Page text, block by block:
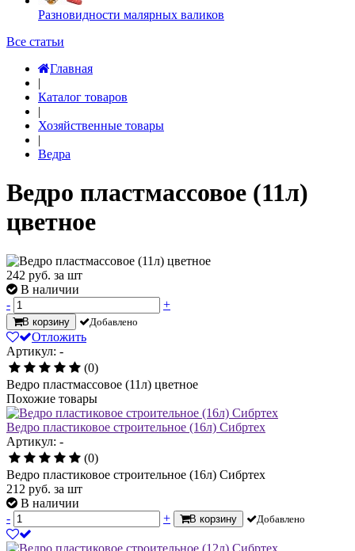
Разновидности малярных валиков
Все статьи
Главная
|
Каталог товаров
|
Хозяйственные товары
|
Ведра
Ведро пластмассовое (11л)
цветное
242 руб. за шт
В наличии
-
+
В корзину Добавлено
Отложить
Артикул: -
(0)
Ведро пластмассовое (11л) цветное
Похожие товары
Ведро пластиковое строительное (16л) Сибртех
Артикул: -
(0)
Ведро пластиковое строительное (16л) Сибртех
212 руб. за шт
В наличии
-
+ В корзину Добавлено